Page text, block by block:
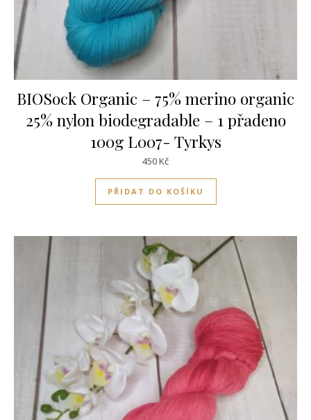
BIOSock Organic – 75% merino organic
25% nylon biodegradable – 1 přadeno
100g L007- Tyrkys
450Kč
PŘIDAT DO KOŠÍKU